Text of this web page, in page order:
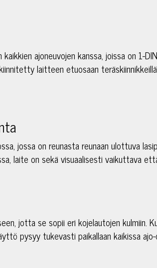
ajoneuvojen kanssa, joissa on 1-
laitteen etuosaan
jossa on reunasta reunaan ulottuva
laite on sekä visuaalisesti vaikuttava
jotta se sopii eri kojelautojen kulmiin.
pysyy tukevasti paikallaan kaikissa